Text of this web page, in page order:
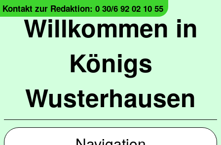
Willkommen in
Königs
Wusterhausen
Kontakt zur Redaktion: 0 30/6 92 02 10 55